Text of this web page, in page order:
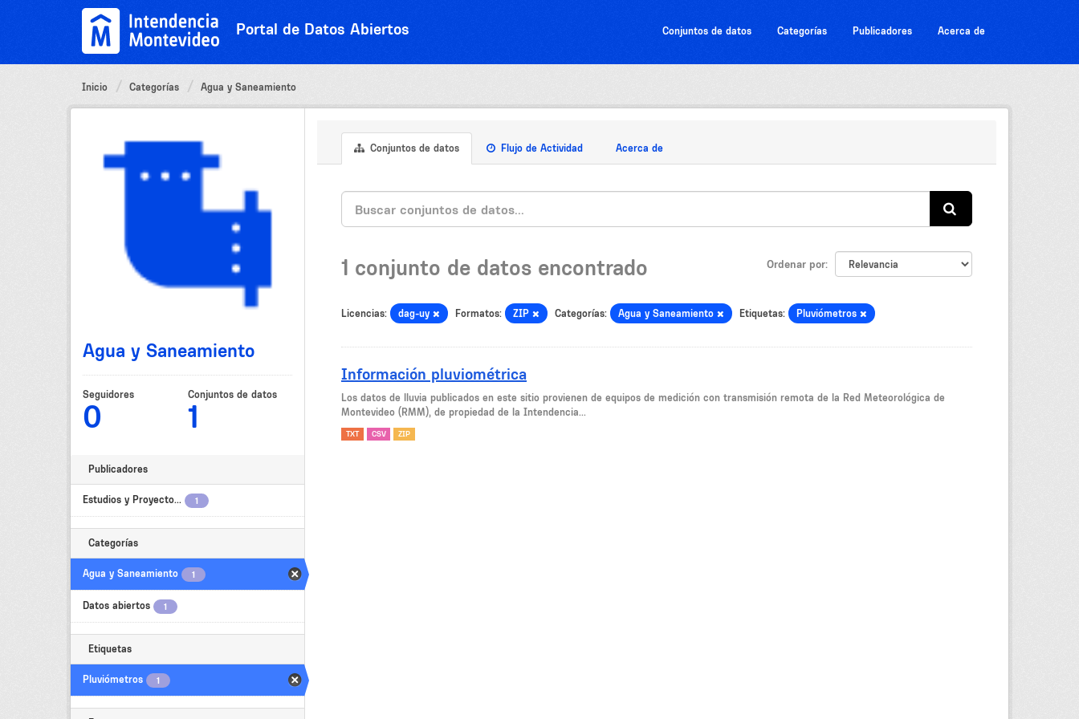
Portal de Datos Abiertos Conjuntos de datos Categorías Publicadores Acerca de
Inicio Categorías Agua y Saneamiento
Agua y Saneamiento
Seguidores
0
Conjuntos de datos
1
Publicadores
Estudios y Proyecto... 1
Categorías
Agua y Saneamiento 1
Datos abiertos 1
Etiquetas
Pluviómetros 1
Conjuntos de datos Flujo de Actividad Acerca de
Ordenar por
1 conjunto de datos encontrado
Licencias: dag-uy Formatos: ZIP Categorías: Agua y Saneamiento Etiquetas: Pluviómetros
Información pluviométrica
Los datos de lluvia publicados en este sitio provienen de equipos de medición con transmisión remota de la Red Meteorológica de
Montevideo (RMM), de propiedad de la Intendencia...
TXT CSV ZIP